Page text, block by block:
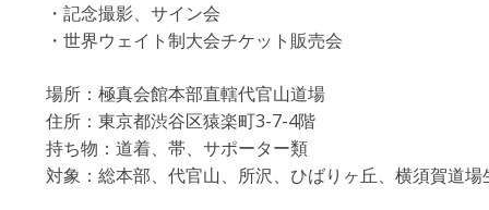
・記念撮影、サイン会
・世界ウェイト制大会チケット販売会
場所：極真会館本部直轄代官山道場
住所：東京都渋谷区猿楽町3-7-4階
持ち物：道着、帯、サポーター類
対象：総本部、代官山、所沢、ひばりヶ丘、横須賀道